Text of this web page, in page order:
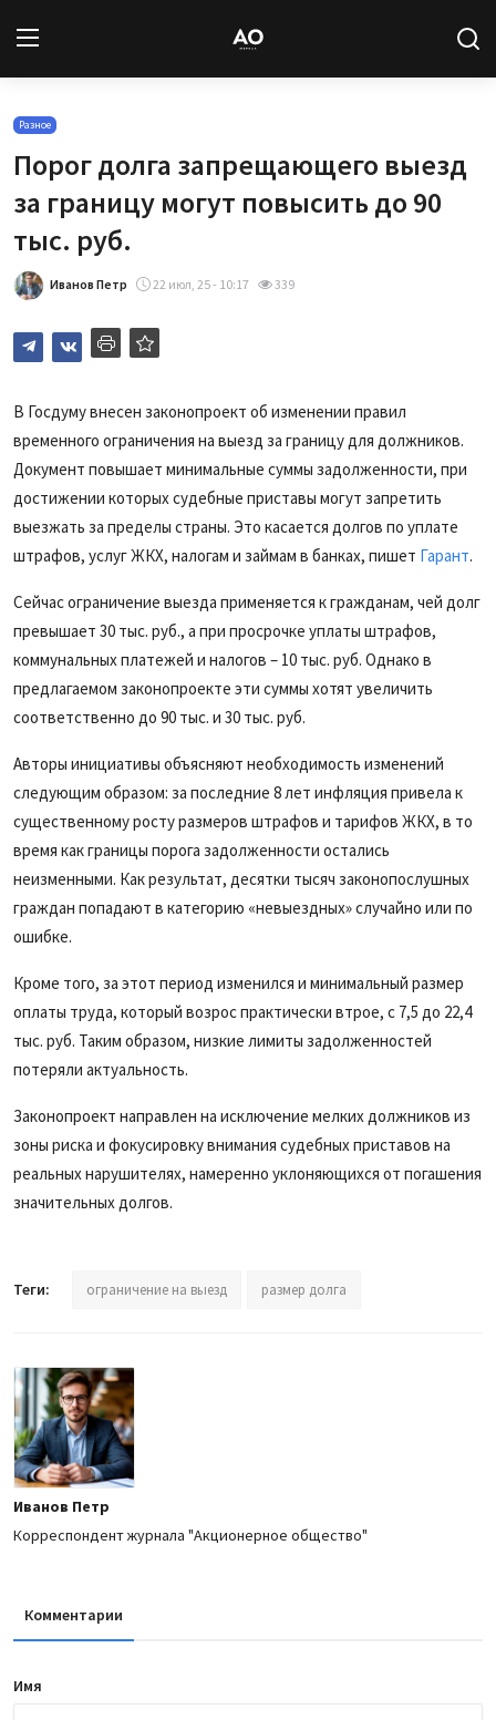
Новости
Статьи
Авторы
Архив
База знаний
Подписка
Разное
Порог долга запрещающего выезд
за границу могут повысить до 90
тыс. руб.
Иванов Петр 22 июл, 25 - 10:17 339
В Госдуму внесен законопроект об изменении правил
временного ограничения на выезд за границу для должников.
Документ повышает минимальные суммы задолженности, при
достижении которых судебные приставы могут запретить
выезжать за пределы страны. Это касается долгов по уплате
штрафов, услуг ЖКХ, налогам и займам в банках, пишет Гарант.
Сейчас ограничение выезда применяется к гражданам, чей долг
превышает 30 тыс. руб., а при просрочке уплаты штрафов,
коммунальных платежей и налогов – 10 тыс. руб. Однако в
предлагаемом законопроекте эти суммы хотят увеличить
соответственно до 90 тыс. и 30 тыс. руб.
Авторы инициативы объясняют необходимость изменений
следующим образом: за последние 8 лет инфляция привела к
существенному росту размеров штрафов и тарифов ЖКХ, в то
время как границы порога задолженности остались
неизменными. Как результат, десятки тысяч законопослушных
граждан попадают в категорию «невыездных» случайно или по
ошибке.
Кроме того, за этот период изменился и минимальный размер
оплаты труда, который возрос практически втрое, с 7,5 до 22,4
тыс. руб. Таким образом, низкие лимиты задолженностей
потеряли актуальность.
Законопроект направлен на исключение мелких должников из
зоны риска и фокусировку внимания судебных приставов на
реальных нарушителях, намеренно уклоняющихся от погашения
значительных долгов.
Теги: ограничение на выезд размер долга
Иванов Петр
Корреспондент журнала "Акционерное общество"
Комментарии
Имя